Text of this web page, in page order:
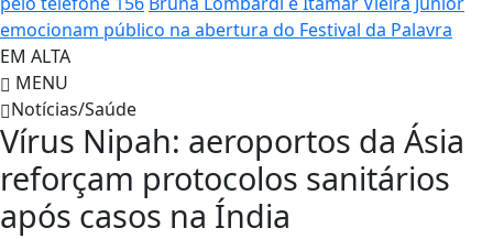
emocionam público na abertura do Festival da Palavra
EM ALTA
MENU
Notícias/Saúde
Vírus Nipah: aeroportos da Ásia
reforçam protocolos sanitários
após casos na Índia